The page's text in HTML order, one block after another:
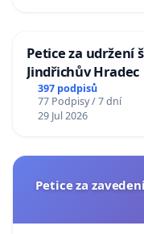
Petice za udržení
Jindřichův Hradec
397 podpisů
77 Podpisy / 7 dní
29 Jul 2026
Petice za